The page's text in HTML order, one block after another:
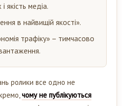
якість медіа.
в найвищій якості».
трафіку» – тимчасово
ролики все одно не
чому не публікуються